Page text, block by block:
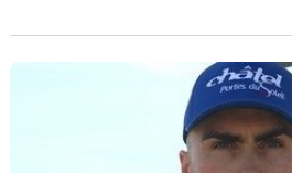
bien différente, tout comme le tracé
refait. Pour le Français ce sera un
jamais monté sur la moto